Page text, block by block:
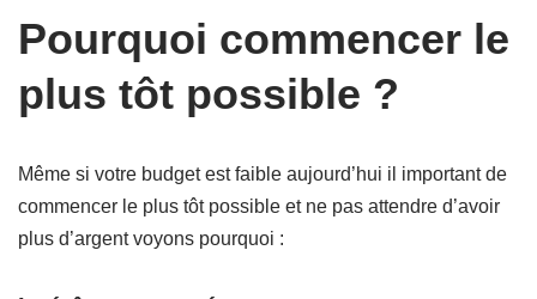
Pourquoi commencer le
plus tôt possible ?
Même si votre budget est faible aujourd’hui il important de
commencer le plus tôt possible et ne pas attendre d’avoir
plus d’argent voyons pourquoi :